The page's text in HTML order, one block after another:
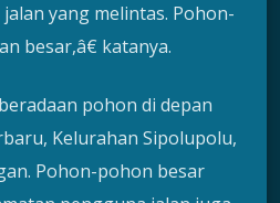
yang melintas. Pohon-
besar,â€ katanya.
pohon di depan
Kelurahan Sipolupolu,
Pohon-pohon besar